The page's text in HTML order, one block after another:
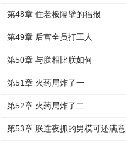
第48章 住老板隔壁的福报
第49章 后宫全员打工人
第50章 与朕相比朕如何
第51章 火药局炸了一
第52章 火药局炸了二
第53章 朕连夜抓的男模可还满意